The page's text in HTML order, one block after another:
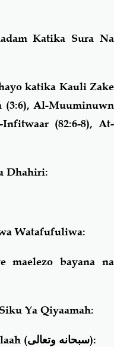
Katika Sura Na
katika Kauli Zake
(3:6), Al-Muuminuwn
Infitwaar (82:6-8), At-
Dhahiri:
Watafufuliwa:
maelezo bayana na
Ya Qiyaamah:
(سبحانه وتعالى):